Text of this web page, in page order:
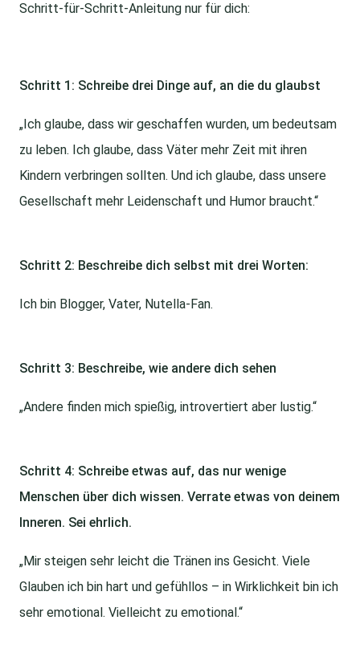
Schritt-für-Schritt-Anleitung nur für dich:
Schritt 1: Schreibe drei Dinge auf, an die du glaubst
„Ich glaube, dass wir geschaffen wurden, um bedeutsam
zu leben. Ich glaube, dass Väter mehr Zeit mit ihren
Kindern verbringen sollten. Und ich glaube, dass unsere
Gesellschaft mehr Leidenschaft und Humor braucht.“
Schritt 2: Beschreibe dich selbst mit drei Worten:
Ich bin Blogger, Vater, Nutella-Fan.
Schritt 3: Beschreibe, wie andere dich sehen
„Andere finden mich spießig, introvertiert aber lustig.“
Schritt 4: Schreibe etwas auf, das nur wenige
Menschen über dich wissen. Verrate etwas von deinem
Inneren. Sei ehrlich.
„Mir steigen sehr leicht die Tränen ins Gesicht. Viele
Glauben ich bin hart und gefühllos – in Wirklichkeit bin ich
sehr emotional. Vielleicht zu emotional.“